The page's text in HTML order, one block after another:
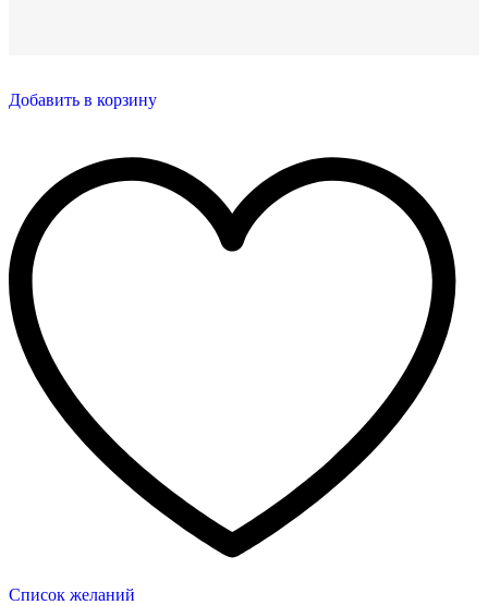
Добавить в корзину
Список желаний